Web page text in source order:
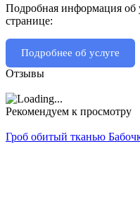
Подробная информация об
странице:
Подробнее об услуге
Отзывы
Рекомендуем к просмотру
Гроб обитый тканью